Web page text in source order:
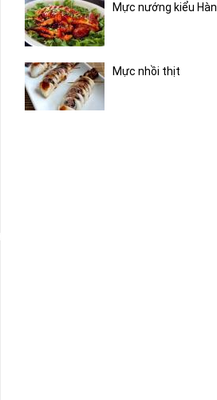
Mực nướng kiểu Hàn
Mực nhồi thịt